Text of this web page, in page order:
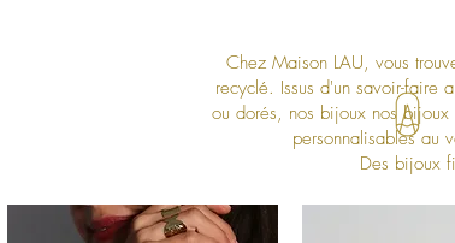
Chez Maison LAU, vous
recyclé. Issus d'un savoir-faire
ou dorés, nos bijoux nos
personnalisables au
Des bijoux